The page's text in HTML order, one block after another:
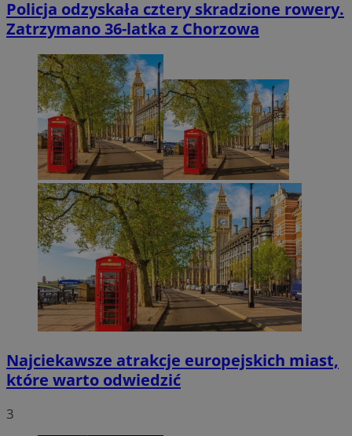
Policja odzyskała cztery skradzione rowery.
Zatrzymano 36-latka z Chorzowa
Najciekawsze atrakcje europejskich miast,
które warto odwiedzić
3